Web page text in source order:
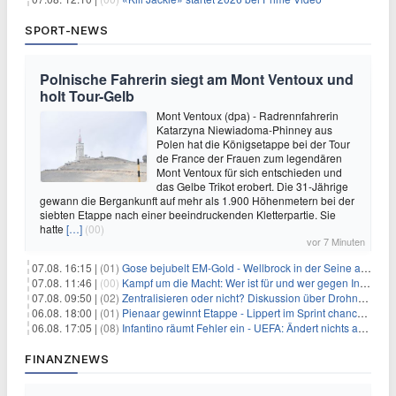
SPORT-NEWS
Polnische Fahrerin siegt am Mont Ventoux und
holt Tour-Gelb
Mont Ventoux (dpa) - Radrennfahrerin
Katarzyna Niewiadoma-Phinney aus
Polen hat die Königsetappe bei der Tour
de France der Frauen zum legendären
Mont Ventoux für sich entschieden und
das Gelbe Trikot erobert. Die 31-Jährige
gewann die Bergankunft auf mehr als 1.900 Höhenmetern bei der
siebten Etappe nach einer beeindruckenden Kletterpartie. Sie
hatte […] (00)
vor 7 Minuten
07.08. 16:15 | (01) Gose bejubelt EM-Gold - Wellbrock in der Seine ausgebremst
07.08. 11:46 | (00) Kampf um die Macht: Wer ist für und wer gegen Infantino?
07.08. 09:50 | (02) Zentralisieren oder nicht? Diskussion über Drohnenabwehr
06.08. 18:00 | (01) Pienaar gewinnt Etappe - Lippert im Sprint chancenlos
06.08. 17:05 | (08) Infantino räumt Fehler ein - UEFA: Ändert nichts an Boykott
FINANZNEWS